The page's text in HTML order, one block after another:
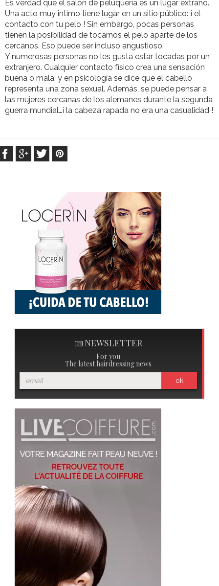
Es verdad que el salón de peluquería es un lugar extraño.
Una acto muy intimo tiene lugar en un sitio público: ¡ el
contacto con tu pelo ! Sin embargo, pocas personas
tienen la posibilidad de tocarnos el pelo aparte de los
cercanos. Eso puede ser incluso angustioso.
Y numerosas personas no les gusta estar tocadas por un
extranjero. Cualquier contacto físico crea una sensación
buena o mala; y en psicología se dice que el cabello
representa una zona sexual. Además, se puede pensar a
las mujeres cercanas de los alemanes durante la segunda
guerra mundial…¡ la cabeza rapada no era una casualidad !
NEWSLETTER
For you
The latest hairdressing news
ok